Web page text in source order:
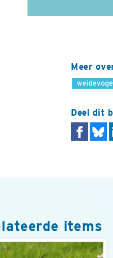
Meer
Deel dit
items